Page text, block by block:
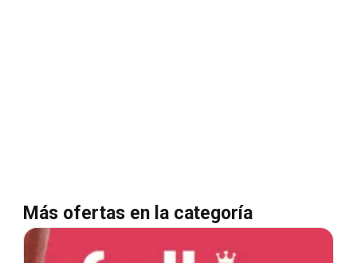
Más ofertas en la categoría